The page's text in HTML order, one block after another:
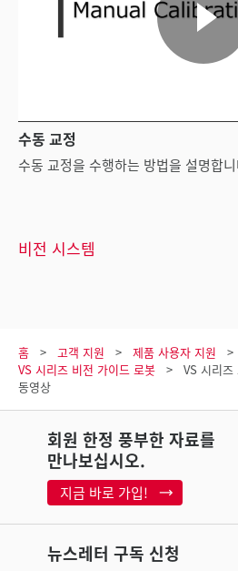
수동 교정
수동 교정을 수행하는 방법을 설명합
비전 시스템
홈 고객 지원 제품 사용자 지원
VS 시리즈 비전 가이드 로봇
VS 시리즈
동영상
회원 한정 풍부한 자료를
만나보십시오.
지금 바로 가입!
뉴스레터 구독 신청